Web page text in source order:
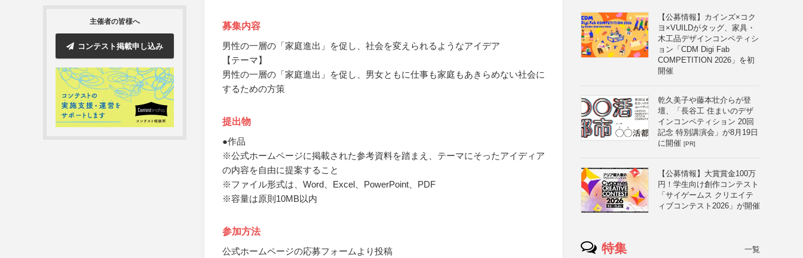
主催者の皆様へ
コンテスト掲載申し込み
募集内容
男性の一層の「家庭進出」を促し、社会を変えられるようなアイデア
【テーマ】
男性の一層の「家庭進出」を促し、男女ともに仕事も家庭もあきらめない社会に
するための方策
提出物
●作品
※公式ホームページに掲載された参考資料を踏まえ、テーマにそったアイディア
の内容を自由に提案すること
※ファイル形式は、Word、Excel、PowerPoint、PDF
※容量は原則10MB以内
参加方法
公式ホームページの応募フォームより投稿
【公募情報】カインズ×コク
ヨ×VUILDがタッグ、家具・
木工品デザインコンペティシ
ョン「CDM Digi Fab
COMPETITION 2026」を初
開催
乾久美子や藤本壮介らが登
壇、「長谷工 住まいのデザ
インコンペティション 20回
記念 特別講演会」が8月19日
に開催 [PR]
【公募情報】大賞賞金100万
円！学生向け創作コンテスト
「サイゲームス クリエイテ
ィブコンテスト2026」が開催
特集 一覧